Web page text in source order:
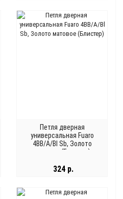
Петля дверная
универсальная Fuaro
4BB/A/Bl Sb, Золото
матовое (Блистер)
324 р.